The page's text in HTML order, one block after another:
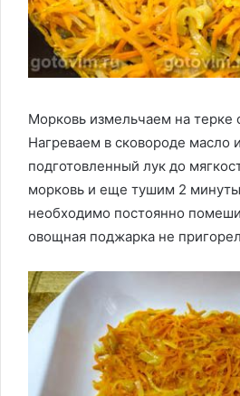
Морковь измельчаем на терке
Нагреваем в сковороде масло
подготовленный лук до
морковь и еще тушим 2
необходимо постоянно
овощная поджарка не